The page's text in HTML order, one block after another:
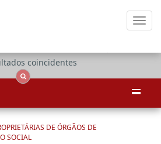
coincidentes
DE ÓRGÃOS DE
SOCIAL